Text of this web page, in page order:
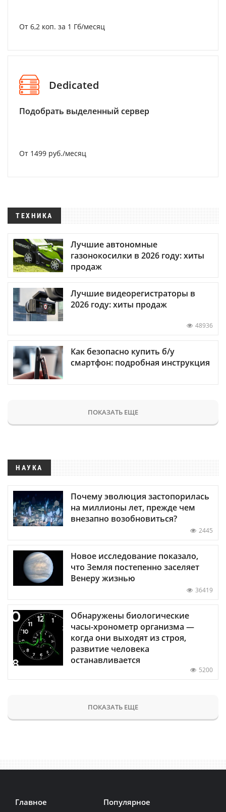
От 6,2 коп. за 1 Гб/месяц
Dedicated
Подобрать выделенный сервер
От 1499 руб./месяц
ТЕХНИКА
Лучшие автономные
газонокосилки в 2026 году: хиты
продаж
Лучшие видеорегистраторы в
2026 году: хиты продаж
48936
Как безопасно купить б/у
смартфон: подробная инструкция
ПОКАЗАТЬ ЕЩЕ
НАУКА
Почему эволюция застопорилась
на миллионы лет, прежде чем
внезапно возобновиться?
2445
Новое исследование показало,
что Земля постепенно заселяет
Венеру жизнью
36419
Обнаружены биологические
часы-хронометр организма —
когда они выходят из строя,
развитие человека
останавливается
5200
ПОКАЗАТЬ ЕЩЕ
Главное Популярное